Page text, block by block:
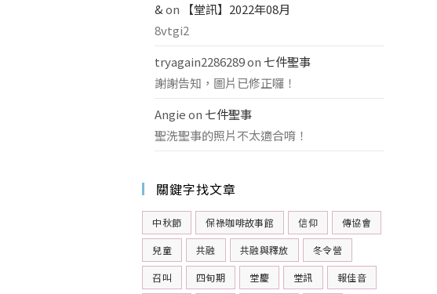
&on
【堂訊】2022年08月
8vtgi2
tryagain2286289on七件聖事
謝謝告知，圖片已修正囉！
Angieon七件聖事
聖洗聖事的照片不太適合唷！
關鍵字找文章
中秋節 保祿咖啡故事館 信仰 傳協會
兒童 共融 共融與釋放 冬令營
召叫 四旬期 堂慶 堂訊 報佳音